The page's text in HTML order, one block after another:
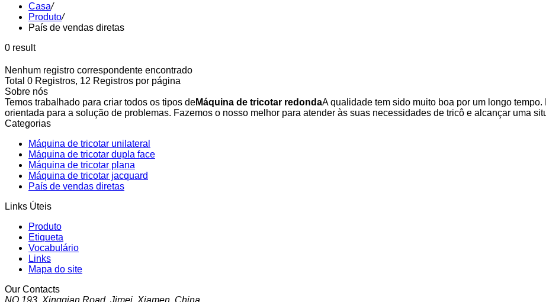
Casa/
Produto/
País de vendas diretas
0 result
Nenhum registro correspondente encontrado
Total 0 Registros, 12 Registros por página
Sobre nós
Temos trabalhado para criar todos os tipos deMáquina de tricotar redondaA qualidade tem sido muito boa por um longo
orientada para a solução de problemas. Fazemos o nosso melhor para atender às suas necessidades de tricô e alcançar uma
Categorias
Máquina de tricotar unilateral
Máquina de tricotar dupla face
Máquina de tricotar plana
Máquina de tricotar jacquard
País de vendas diretas
Links Úteis
Produto
Etiqueta
Vocabulário
Links
Mapa do site
Our Contacts
NO.193, Xingqian Road, Jimei, Xiamen, China.